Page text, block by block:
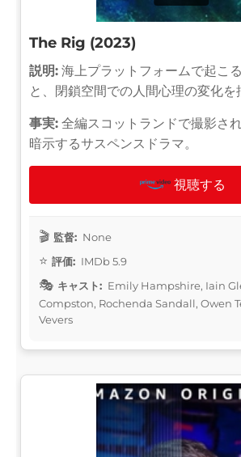
The Rig (2023)
説明: 海上プラットフォームで起こ
と、閉鎖空間での人間心理の変化を
事実: 全編スコットランドで撮影さ
暗示するサスペンスドラマ。
視聴する
監督: None
評価: IMDb 5.9
キャスト: Emily Hampshire, Iain
Compston, Rochenda Sandall, Owen
Vevers